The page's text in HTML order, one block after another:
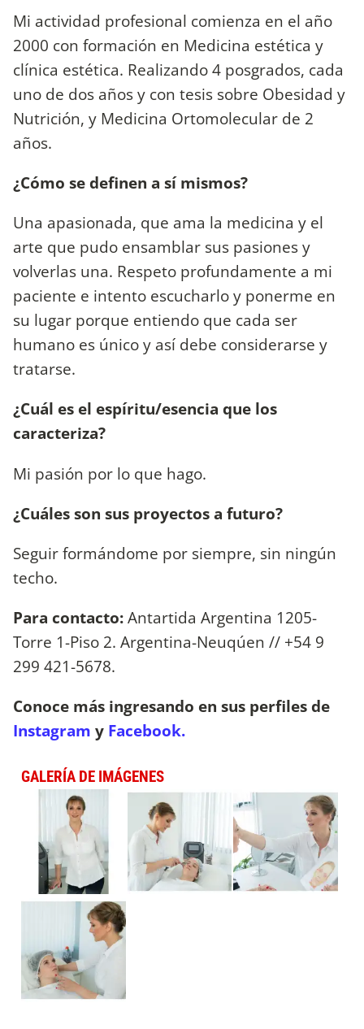
Mi actividad profesional comienza en el año
2000 con formación en Medicina estética y
clínica estética. Realizando 4 posgrados, cada
uno de dos años y con tesis sobre Obesidad y
Nutrición, y Medicina Ortomolecular de 2
años.
¿Cómo se definen a sí mismos?
Una apasionada, que ama la medicina y el
arte que pudo ensamblar sus pasiones y
volverlas una. Respeto profundamente a mi
paciente e intento escucharlo y ponerme en
su lugar porque entiendo que cada ser
humano es único y así debe considerarse y
tratarse.
¿Cuál es el espíritu/esencia que los
caracteriza?
Mi pasión por lo que hago.
¿Cuáles son sus proyectos a futuro?
Seguir formándome por siempre, sin ningún
techo.
Para contacto:Antartida Argentina 1205-
Torre 1-Piso 2. Argentina-Neuqúen // +54 9
299 421-5678.
Conoce más ingresando en sus perfiles de
Instagram y Facebook.
GALERÍA DE IMÁGENES